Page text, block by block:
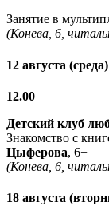
Занятие в
(Конева, 6,
12 августа (среда)
12.00
Детский клуб
Знакомство с
Цыферова, 6+
(Конева, 6,
18 августа